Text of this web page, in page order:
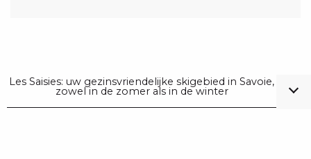
Les Saisies: uw gezinsvriendelijke skigebied in Savoie,
zowel in de zomer als in de winter